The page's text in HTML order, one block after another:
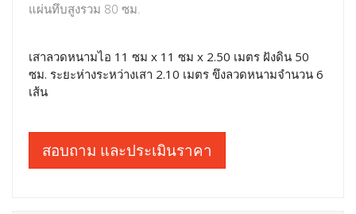
แผ่นทึบสูงรวม 80 ซม.
เสาลวดหนามไอ 11 ซม x 11 ซม x 2.50 เมตร ฝังดิน 50
ซม. ระยะห่างระหว่างเสา 2.10 เมตร ขึงลวดหนามจำนวน 6
เส้น
สอบถาม และประเมินราคา